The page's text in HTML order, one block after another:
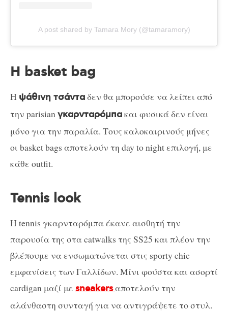
A post shared by Tamara Mory (@tamaramory)
Η basket bag
Η ψάθινη τσάνταδεν θα μπορούσε να λείπει από
την parisianγκαρνταρόμπακαι φυσικά δεν είναι
μόνο για την παραλία. Τους καλοκαιρινούς μήνες
οι basket bags αποτελούν τη day to night επιλογή, με
κάθε outfit.
Tennis look
Η tennis γκαρνταρόμπα έκανε αισθητή την
παρουσία της στα catwalks της SS25 και πλέον την
βλέπουμε να ενσωματώνεται στις sporty chic
εμφανίσεις των Γαλλίδων. Μίνι φούστα και ασορτί
cardigan μαζί με sneakersαποτελούν την
αλάνθαστη συνταγή για να αντιγράψετε το στυλ.